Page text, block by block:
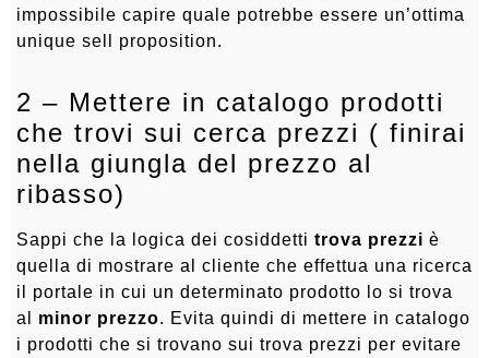
impossibile capire quale potrebbe essere un’ottima
unique sell proposition.
2 – Mettere in catalogo prodotti
che trovi sui cerca prezzi ( finirai
nella giungla del prezzo al
ribasso)
Sappi che la logica dei cosiddetti trova prezzi è
quella di mostrare al cliente che effettua una ricerca
il portale in cui un determinato prodotto lo si trova
al minor prezzo. Evita quindi di mettere in catalogo
i prodotti che si trovano sui trova prezzi per evitare